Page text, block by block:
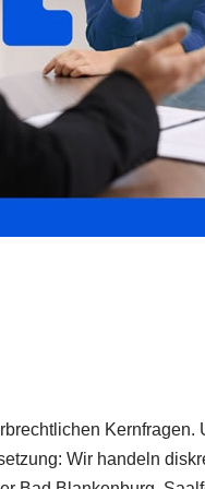
Kernfragen.
Wir handeln